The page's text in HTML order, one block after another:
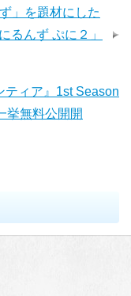
」を題材にした
るんず ぷに２」
ティア』1st Season
挙無料公開開